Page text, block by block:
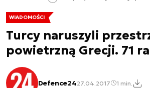
WIADOMOŚCI
Turcy naruszyli
powietrzną Grecji. 71
Defence2427.04.2017 1 min.